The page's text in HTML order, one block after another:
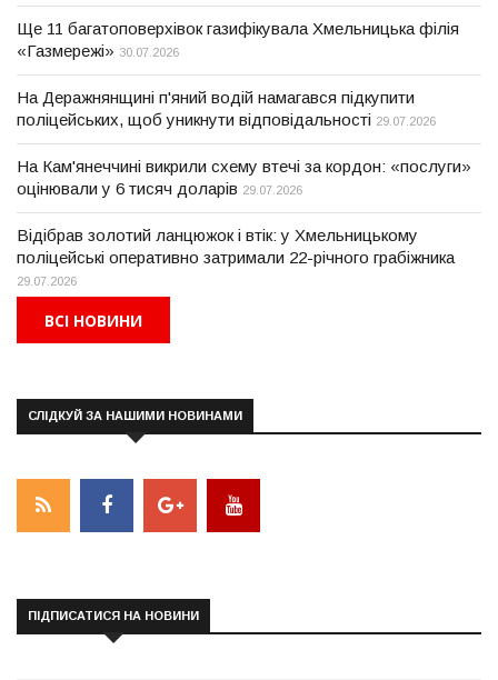
Ще 11 багатоповерхівок газифікувала Хмельницька філія
«Газмережі» 30.07.2026
На Деражнянщині п'яний водій намагався підкупити
поліцейських, щоб уникнути відповідальності 29.07.2026
На Кам'янеччині викрили схему втечі за кордон: «послуги»
оцінювали у 6 тисяч доларів 29.07.2026
Відібрав золотий ланцюжок і втік: у Хмельницькому
поліцейські оперативно затримали 22-річного грабіжника
29.07.2026
ВСІ НОВИНИ
СЛІДКУЙ ЗА НАШИМИ НОВИНАМИ
ПІДПИСАТИСЯ НА НОВИНИ